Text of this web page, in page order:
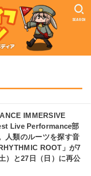
SEARCH
IMMERSIVE
Live Performance部
人類のルーツを探す音
ROOT」が7
）と27日（日）に再公